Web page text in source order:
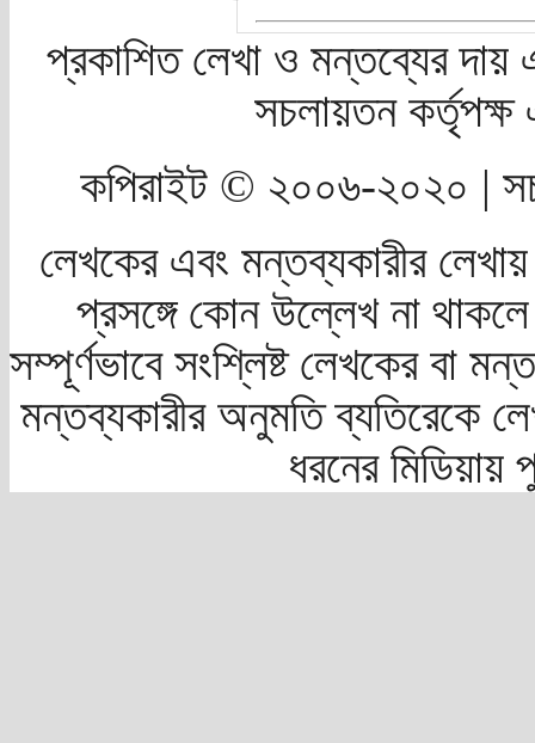
প্রকাশিত লেখা ও মন্তব্যের দায়
সচলায়তন
কপিরাইট © ২০০৬-২০২০ |
লেখকের এবং মন্তব্যকারীর
প্রসঙ্গে কোন উল্লেখ না
সম্পূর্ণভাবে সংশ্লিষ্ট লেখকের বা
মন্তব্যকারীর অনুমতি ব্যতিরেকে
ধরনের মিডিয়ায়